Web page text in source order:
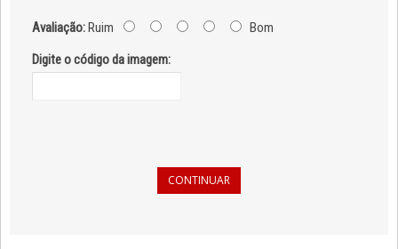
Avaliação:Ruim
Bom
Digite o código da imagem:
CONTINUAR